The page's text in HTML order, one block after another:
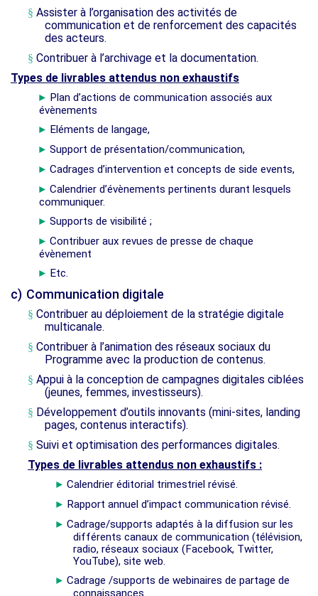
§ Assister à l’organisation des activités de
communication et de renforcement des capacités
des acteurs.
§ Contribuer à l’archivage et la documentation.
Types de livrables attendus non exhaustifs
► Plan d’actions de communication associés aux
évènements
► Eléments de langage,
► Support de présentation/communication,
► Cadrages d’intervention et concepts de side events,
► Calendrier d’évènements pertinents durant lesquels
communiquer.
► Supports de visibilité ;
► Contribuer aux revues de presse de chaque
évènement
► Etc.
c) Communication digitale
§ Contribuer au déploiement de la stratégie digitale
multicanale.
§ Contribuer à l’animation des réseaux sociaux du
Programme avec la production de contenus.
§ Appui à la conception de campagnes digitales ciblées
(jeunes, femmes, investisseurs).
§ Développement d’outils innovants (mini-sites, landing
pages, contenus interactifs).
§ Suivi et optimisation des performances digitales.
Types de livrables attendus non exhaustifs :
► Calendrier éditorial trimestriel révisé.
► Rapport annuel d’impact communication révisé.
► Cadrage/supports adaptés à la diffusion sur les
différents canaux de communication (télévision,
radio, réseaux sociaux (Facebook, Twitter,
YouTube), site web.
► Cadrage /supports de webinaires de partage de
connaissances